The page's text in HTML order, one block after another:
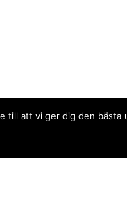
till att vi ger dig den